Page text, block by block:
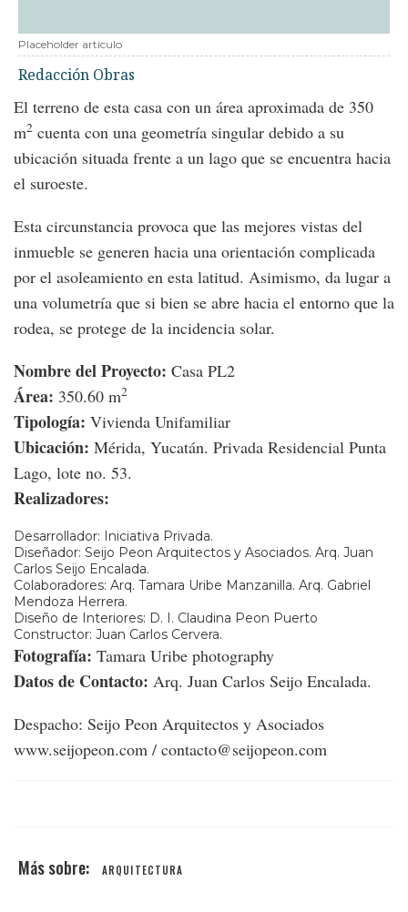
Placeholder articulo
Redacción Obras
El terreno de esta casa con un área aproximada de 350
m2 cuenta con una geometría singular debido a su
ubicación situada frente a un lago que se encuentra hacia
el suroeste.
Esta circunstancia provoca que las mejores vistas del
inmueble se generen hacia una orientación complicada
por el asoleamiento en esta latitud. Asimismo, da lugar a
una volumetría que si bien se abre hacia el entorno que la
rodea, se protege de la incidencia solar.
Nombre del Proyecto: Casa PL2
Área: 350.60 m2
Tipología: Vivienda Unifamiliar
Ubicación: Mérida, Yucatán. Privada Residencial Punta
Lago, lote no. 53.
Realizadores:
Desarrollador: Iniciativa Privada.
Diseñador: Seijo Peon Arquitectos y Asociados. Arq. Juan
Carlos Seijo Encalada.
Colaboradores: Arq. Tamara Uribe Manzanilla. Arq. Gabriel
Mendoza Herrera.
Diseño de Interiores: D. I. Claudina Peon Puerto
Constructor: Juan Carlos Cervera.
Fotografía: Tamara Uribe photography
Datos de Contacto: Arq. Juan Carlos Seijo Encalada.
Despacho: Seijo Peon Arquitectos y Asociados
www.seijopeon.com / contacto@seijopeon.com
ARQUITECTURA